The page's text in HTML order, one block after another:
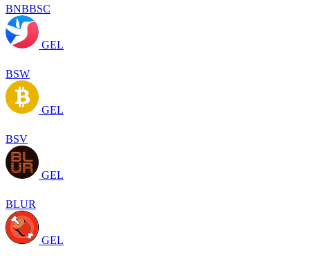
BNBBSC
GEL
BSW
GEL
BSV
GEL
BLUR
GEL